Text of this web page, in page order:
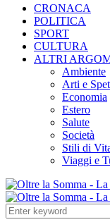
CRONACA
POLITICA
SPORT
CULTURA
ALTRI
Ambiente
Arti e
Economia
Estero
Salute
Società
Stili di
Viaggi e